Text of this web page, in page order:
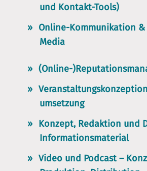
und Kontakt-Tools)
Online-Kommunikation
Media
(Online-
umsetzung
Konzept, Redaktion und
Informationsmaterial
Video und Podcast –